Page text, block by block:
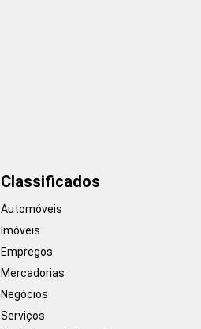
Classificados
Automóveis
Imóveis
Empregos
Mercadorias
Negócios
Serviços